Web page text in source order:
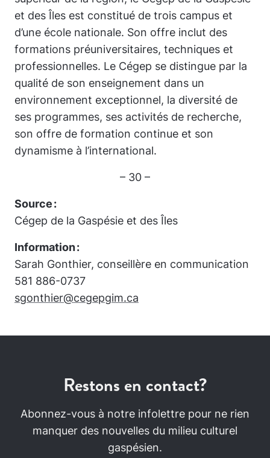
et des Îles est constitué de trois campus et
d’une école nationale. Son offre inclut des
formations préuniversitaires, techniques et
professionnelles. Le Cégep se distingue par la
qualité de son enseignement dans un
environnement exceptionnel, la diversité de
ses programmes, ses activités de recherche,
son offre de formation continue et son
dynamisme à l’international.
– 30 –
Source :
Cégep de la Gaspésie et des Îles
Information :
Sarah Gonthier, conseillère en communication
581 886-0737
sgonthier@cegepgim.ca
Restons en contact?
Abonnez-vous à notre infolettre pour ne rien
manquer des nouvelles du milieu culturel
gaspésien.